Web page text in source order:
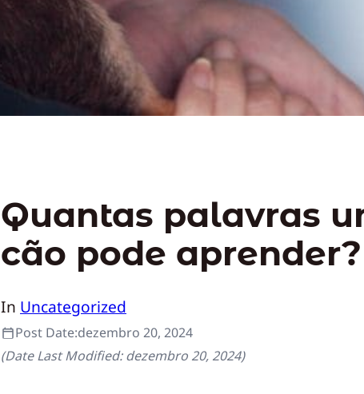
Quantas palavras
cão pode aprender?
In Uncategorized
Post Date:dezembro 20, 2024
(Date Last Modified:dezembro 20, 2024)